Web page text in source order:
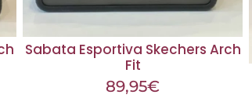
Sabata Esportiva Skechers Arch
Fit
89,95€